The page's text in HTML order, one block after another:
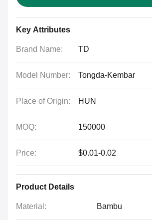
Key Attributes
Brand Name: TD
Model Number: Tongda-Kembar
Place of Origin: HUN
MOQ: 150000
Price: $0.01-0.02
Product Details
Material: Bambu